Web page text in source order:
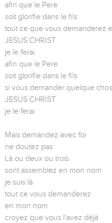
afin que le Pere
soit glorifie dans le fils
tout ce que vous demanderez
JESUS CHRIST
je le ferai
afin que le Pere
soit glorifie dans le fils
si vous demander quelque
JESUS CHRIST
je le ferai
Mais demandez avec foi
ne doutez pas
Là ou deux ou trois
sont assemblez en mon nom
je suis là
tout ce vous demanderez
en mon nom
croyez que vous l'avez déjà